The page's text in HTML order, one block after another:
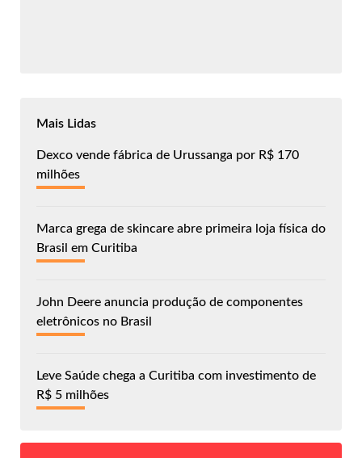
Mais Lidas
Dexco vende fábrica de Urussanga por R$ 170
milhões
Marca grega de skincare abre primeira loja física do
Brasil em Curitiba
John Deere anuncia produção de componentes
eletrônicos no Brasil
Leve Saúde chega a Curitiba com investimento de
R$ 5 milhões